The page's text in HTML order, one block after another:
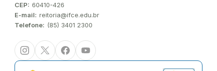
CEP: 60410-426
E-mail: reitoria@ifce.edu.br
Telefone: (85) 3401 2300
InstagramTwitter/XFacebookYoutube